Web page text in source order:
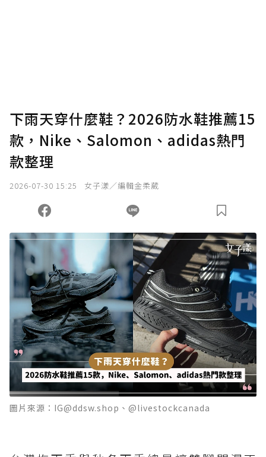
下雨天穿什麼鞋？2026防水鞋推薦15
款，Nike、Salomon、adidas熱門
款整理
2026-07-30 15:25 女子漾／編輯金柔葳
圖片來源：IG@ddsw.shop、@livestockcanada